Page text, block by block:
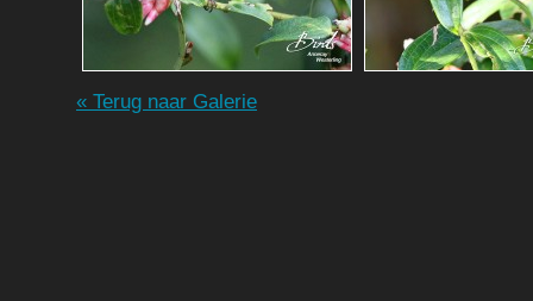
« Terug naar Galerie